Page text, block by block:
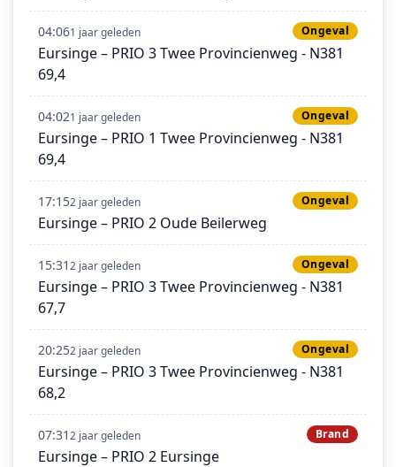
04:061 jaar geleden Ongeval
Eursinge – PRIO 3 Twee Provincienweg - N381
69,4
04:021 jaar geleden Ongeval
Eursinge – PRIO 1 Twee Provincienweg - N381
69,4
17:152 jaar geleden Ongeval
Eursinge – PRIO 2 Oude Beilerweg
15:312 jaar geleden Ongeval
Eursinge – PRIO 3 Twee Provincienweg - N381
67,7
20:252 jaar geleden Ongeval
Eursinge – PRIO 3 Twee Provincienweg - N381
68,2
07:312 jaar geleden Brand
Eursinge – PRIO 2 Eursinge